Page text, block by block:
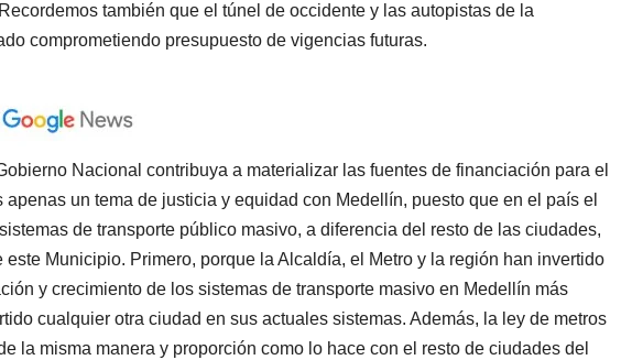
también que el túnel de occidente y las autopistas de la
comprometiendo presupuesto de vigencias futuras.
Nacional contribuya a materializar las fuentes de financiación para el
apenas un tema de justicia y equidad con Medellín, puesto que en el país el
de transporte público masivo, a diferencia del resto de las ciudades,
este Municipio. Primero, porque la Alcaldía, el Metro y la región han invertido
y crecimiento de los sistemas de transporte masivo en Medellín más
cualquier otra ciudad en sus actuales sistemas. Además, la ley de metros
la misma manera y proporción como lo hace con el resto de ciudades del